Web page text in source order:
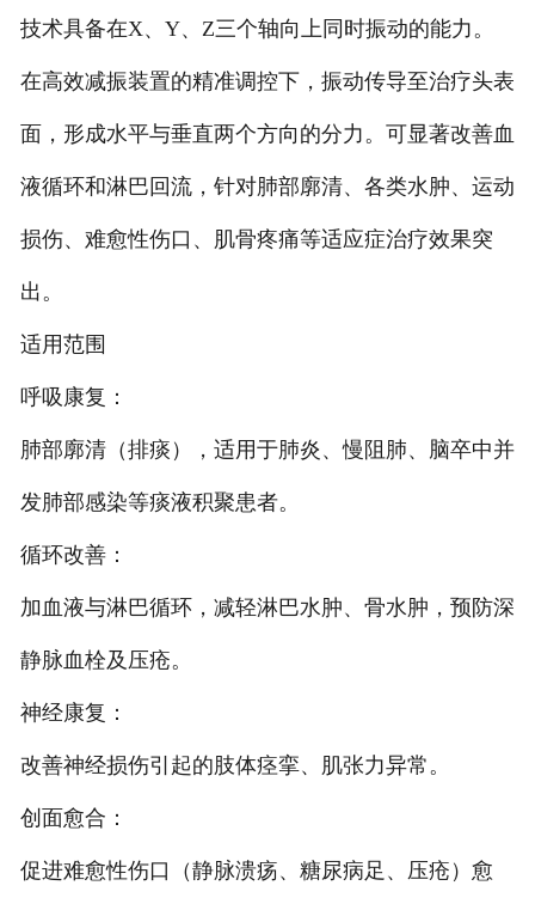
技术具备在X、Y、Z三个轴向上同时振动的能力。
在高效减振装置的精准调控下，振动传导至治疗头表
面，形成水平与垂直两个方向的分力。可显著改善血
液循环和淋巴回流，针对肺部廓清、各类水肿、运动
损伤、难愈性伤口、肌骨疼痛等适应症治疗效果突
出。
适用范围
呼吸康复：
肺部廓清（排痰），适用于肺炎、慢阻肺、脑卒中并
发肺部感染等痰液积聚患者。
循环改善：
加血液与淋巴循环，减轻淋巴水肿、骨水肿，预防深
静脉血栓及压疮。
神经康复：
改善神经损伤引起的肢体痉挛、肌张力异常。
创面愈合：
促进难愈性伤口（静脉溃疡、糖尿病足、压疮）愈